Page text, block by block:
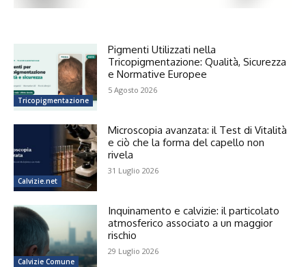
Tricopigmentazione
Pigmenti Utilizzati nella
Tricopigmentazione: Qualità, Sicurezza
e Normative Europee
5 Agosto 2026
Calvizie.net
Microscopia avanzata: il Test di Vitalità
e ciò che la forma del capello non
rivela
31 Luglio 2026
Calvizie Comune
Inquinamento e calvizie: il particolato
atmosferico associato a un maggior
rischio
29 Luglio 2026